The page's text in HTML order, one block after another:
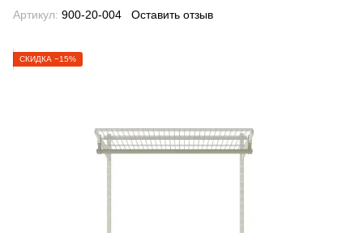
Артикул: 900-20-004 Оставить отзыв
СКИДКА −15%